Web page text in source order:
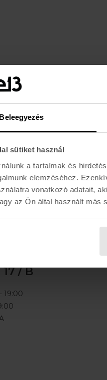
Beleegyezés
sütiket használ
a tartalmak és
elemzéséhez.
vonatkozó adatait,
az Ön által használt más
/ B
19:00